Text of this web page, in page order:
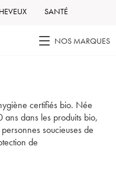
SANTÉ
NOS MARQUES
certifiés bio. Née
dans les produits bio,
soucieuses de
de